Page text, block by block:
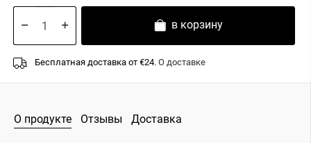
в корзину
Бесплатная доставка от €24. О доставке
О продукте Отзывы Доставка